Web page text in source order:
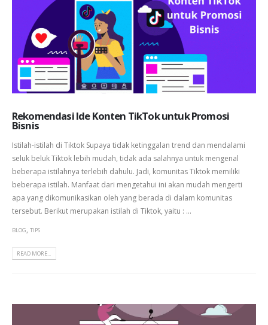
Rekomendasi Ide Konten TikTok untuk Promosi
Bisnis
Istilah-istilah di Tiktok Supaya tidak ketinggalan trend dan mendalami
seluk beluk Tiktok lebih mudah, tidak ada salahnya untuk mengenal
beberapa istilahnya terlebih dahulu. Jadi, komunitas Tiktok memiliki
beberapa istilah. Manfaat dari mengetahui ini akan mudah mengerti
apa yang dikomunikasikan oleh yang berada di dalam komunitas
tersebut. Berikut merupakan istilah di Tiktok, yaitu : ...
BLOG TIPS
READ MORE...